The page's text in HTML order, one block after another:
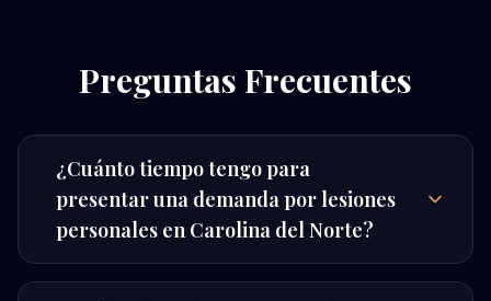
Preguntas Frecuentes
¿Cuánto tiempo tengo para
presentar una demanda por lesiones
personales en Carolina del Norte?